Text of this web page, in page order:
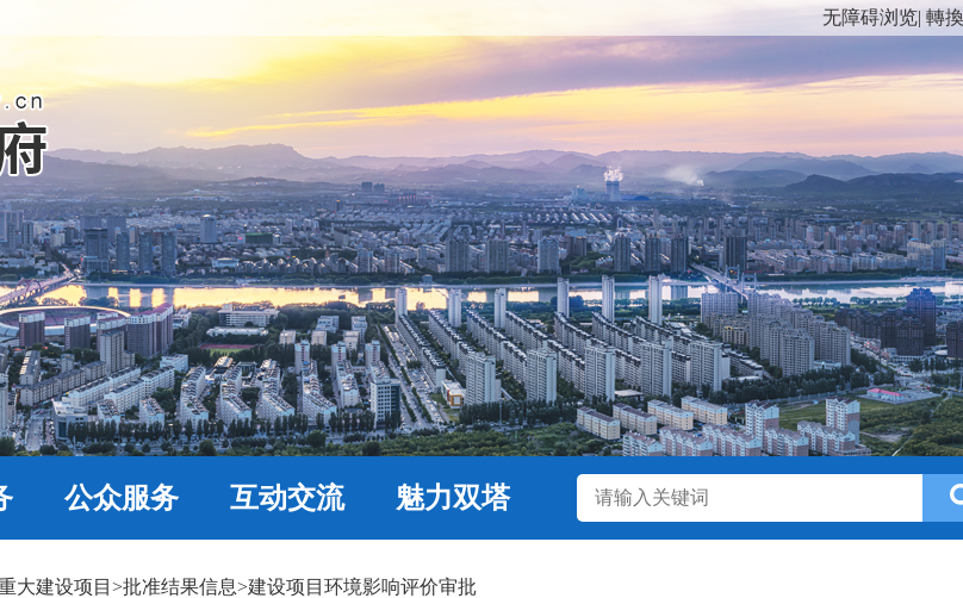
无障碍浏览| 轉
公众服务 互动交流 魅力双塔
大建设项目 >批准结果信息>建设项目环境影响评价审批